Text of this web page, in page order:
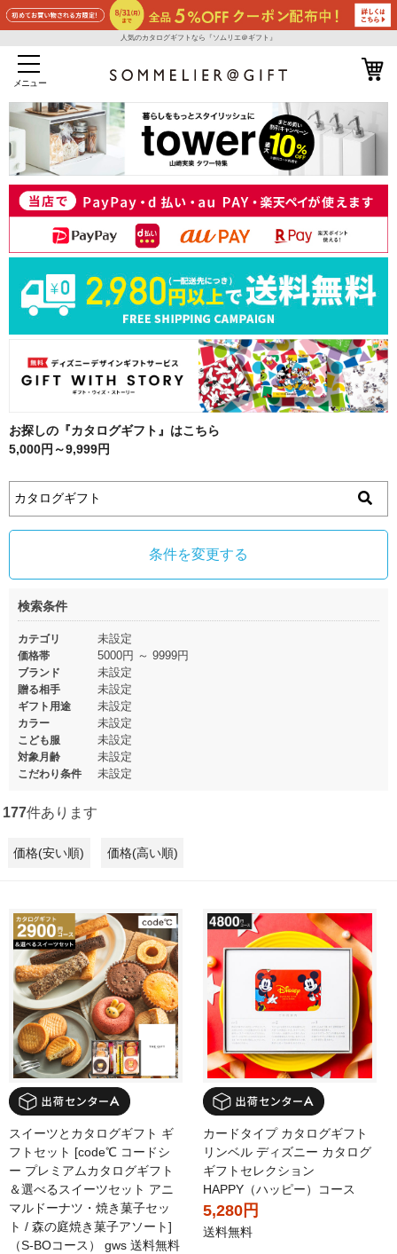
人気のカタログギフトなら『ソムリエ＠ギフト』
メニュー
お探しの『カタログギフト』はこちら
5,000円～9,999円
条件を変更する
検索条件
カテゴリ 未設定
価格帯 5000円 ～ 9999円
ブランド 未設定
贈る相手 未設定
ギフト用途 未設定
カラー 未設定
こども服 未設定
対象月齢 未設定
こだわり条件 未設定
177件あります
価格(安い順) 価格(高い順)
スイーツとカタログギフト ギ
フトセット [code℃ コードシ
ー プレミアムカタログギフト
＆選べるスイーツセット アニ
マルドーナツ・焼き菓子セッ
ト / 森の庭焼き菓子アソート]
（S-BOコース） gws 送料無料
カードタイプ カタログギフト
リンベル ディズニー カタログ
ギフトセレクション
HAPPY（ハッピー）コース
5,280円
送料無料